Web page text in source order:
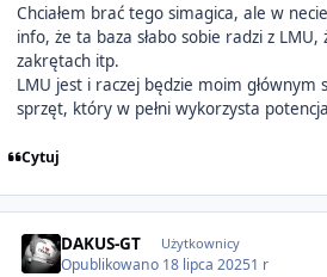
Chciałem brać tego simagica, ale w
info, że ta baza słabo sobie radzi z LMU,
zakrętach itp.
LMU jest i raczej będzie moim głównym
sprzęt, który w pełni wykorzysta
Cytuj
DAKUS-GT Użytkownicy
Opublikowano 18 lipca 20251 r